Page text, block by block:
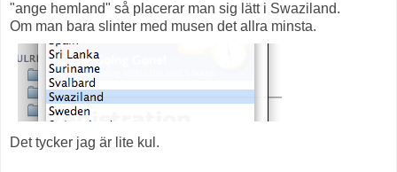
"ange hemland" så placerar man sig lätt i Swaziland.
Om man bara slinter med musen det allra minsta.
Det tycker jag är lite kul.